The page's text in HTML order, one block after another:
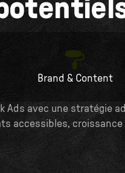
Brand & Content
Ads avec une stratégie
accessibles, croissance